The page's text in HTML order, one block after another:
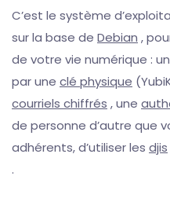
C’est le système
sur la base de Debian ,
de votre vie numérique :
par une clé physique
courriels chiffrés , une
de personne d’autre que
adhérents, d’utiliser les djis
.